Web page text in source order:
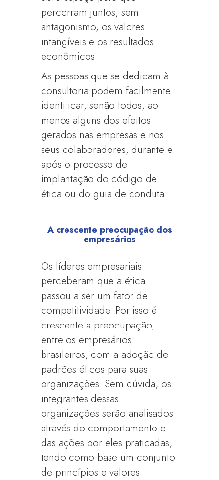
percorram juntos, sem
antagonismo, os valores
intangíveis e os resultados
econômicos.
As pessoas que se dedicam à
consultoria podem facilmente
identificar, senão todos, ao
menos alguns dos efeitos
gerados nas empresas e nos
seus colaboradores, durante e
após o processo de
implantação do código de
ética ou do guia de conduta.
A crescente preocupação dos
empresários
Os líderes empresariais
perceberam que a ética
passou a ser um fator de
competitividade. Por isso é
crescente a preocupação,
entre os empresários
brasileiros, com a adoção de
padrões éticos para suas
organizações. Sem dúvida, os
integrantes dessas
organizações serão analisados
através do comportamento e
das ações por eles praticadas,
tendo como base um conjunto
de princípios e valores.